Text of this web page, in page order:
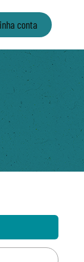
conta